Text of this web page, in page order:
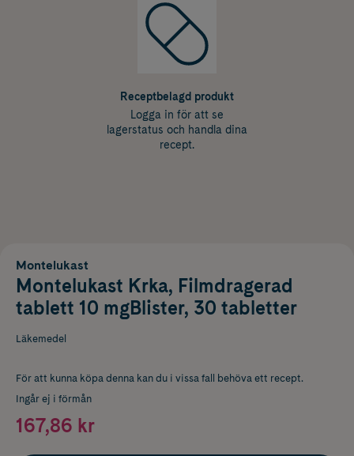
Receptbelagd produkt
Logga in för att se
lagerstatus och handla dina
recept.
Montelukast
Montelukast Krka, Filmdragerad
tablett 10 mgBlister, 30 tabletter
Läkemedel
För att kunna köpa denna kan du i vissa fall behöva ett recept.
Ingår ej i förmån
167,86 kr